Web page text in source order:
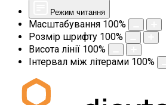
Режим читання
Масштабування 100%
Розмір шрифту 100%
Висота лінії 100%
Інтервал між літерами 100%